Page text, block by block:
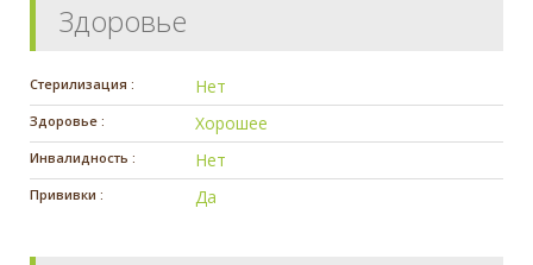
Здоровье
Стерилизация : Нет
Здоровье : Хорошее
Инвалидность : Нет
Прививки : Да